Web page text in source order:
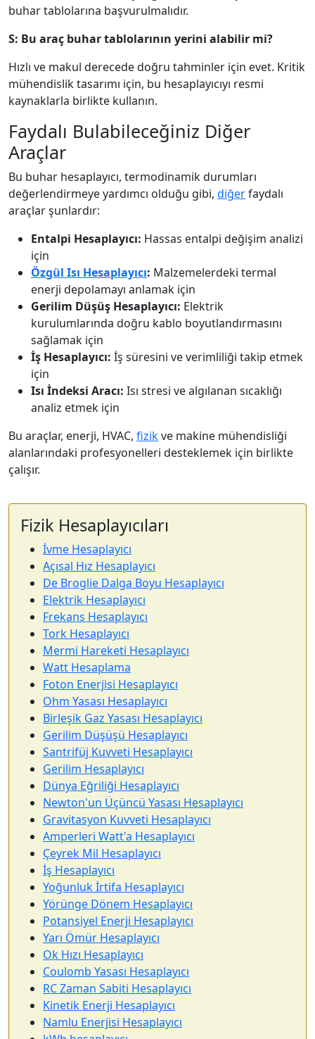
buhar tablolarına başvurulmalıdır.
S: Bu araç buhar tablolarının yerini alabilir mi?
Hızlı ve makul derecede doğru tahminler için evet. Kritik
mühendislik tasarımı için, bu hesaplayıcıyı resmi
kaynaklarla birlikte kullanın.
Faydalı Bulabileceğiniz Diğer
Araçlar
Bu buhar hesaplayıcı, termodinamik durumları
değerlendirmeye yardımcı olduğu gibi, diğerfaydalı
araçlar şunlardır:
Entalpi Hesaplayıcı: Hassas entalpi değişim analizi
için
Özgül Isı Hesaplayıcı: Malzemelerdeki termal
enerji depolamayı anlamak için
Gerilim Düşüş Hesaplayıcı: Elektrik
kurulumlarında doğru kablo boyutlandırmasını
sağlamak için
İş Hesaplayıcı: İş süresini ve verimliliği takip etmek
için
Isı İndeksi Aracı: Isı stresi ve algılanan sıcaklığı
analiz etmek için
Bu araçlar, enerji, HVAC, fizikve makine mühendisliği
alanlarındaki profesyonelleri desteklemek için birlikte
çalışır.
Fizik Hesaplayıcıları
İvme Hesaplayıcı
Açısal Hız Hesaplayıcı
De Broglie Dalga Boyu Hesaplayıcı
Elektrik Hesaplayıcı
Frekans Hesaplayıcı
Tork Hesaplayıcı
Mermi Hareketi Hesaplayıcı
Watt Hesaplama
Foton Enerjisi Hesaplayıcı
Ohm Yasası Hesaplayıcı
Birleşik Gaz Yasası Hesaplayıcı
Gerilim Düşüşü Hesaplayıcı
Santrifüj Kuvveti Hesaplayıcı
Gerilim Hesaplayıcı
Dünya Eğriliği Hesaplayıcı
Newton'un Üçüncü Yasası Hesaplayıcı
Gravitasyon Kuvveti Hesaplayıcı
Amperleri Watt'a Hesaplayıcı
Çeyrek Mil Hesaplayıcı
İş Hesaplayıcı
Yoğunluk İrtifa Hesaplayıcı
Yörünge Dönem Hesaplayıcı
Potansiyel Enerji Hesaplayıcı
Yarı Ömür Hesaplayıcı
Ok Hızı Hesaplayıcı
Coulomb Yasası Hesaplayıcı
RC Zaman Sabiti Hesaplayıcı
Kinetik Enerji Hesaplayıcı
Namlu Enerjisi Hesaplayıcı